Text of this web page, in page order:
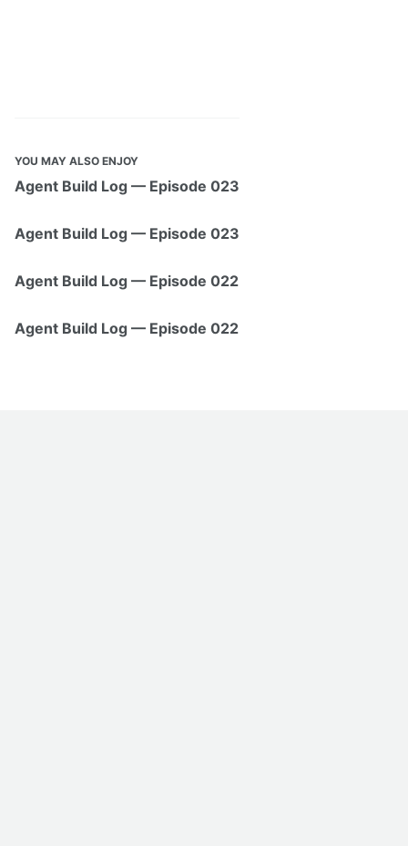
YOU MAY ALSO ENJOY
Agent Build Log — Episode 023
Agent Build Log — Episode 023
Agent Build Log — Episode 022
Agent Build Log — Episode 022